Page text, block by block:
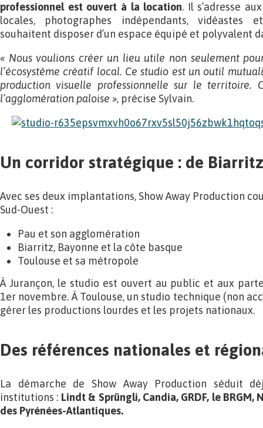
professionnel est ouvert à la location. Il s’adresse
locales, photographes indépendants, vidéastes
souhaitent disposer d’un espace équipé et polyvalent
« Nous voulions créer un lieu utile non seulement
l’écosystème créatif local. Ce studio est un outil
production visuelle professionnelle sur le territoire.
l’agglomération paloise », précise Sylvain.
Un corridor stratégique : de
Avec ses deux implantations, Show Away Production
Sud-Ouest :
Pau et son agglomération
Biarritz, Bayonne et la côte basque
Toulouse et sa métropole
À Jurançon, le studio est ouvert au public et aux
1er novembre. À Toulouse, un studio technique (non
gérer les productions lourdes et les projets nationaux.
Des références nationales et
La démarche de Show Away Production séduit
institutions : Lindt & Sprüngli, Candia, GRDF, le BRGM,
des Pyrénées-Atlantiques.